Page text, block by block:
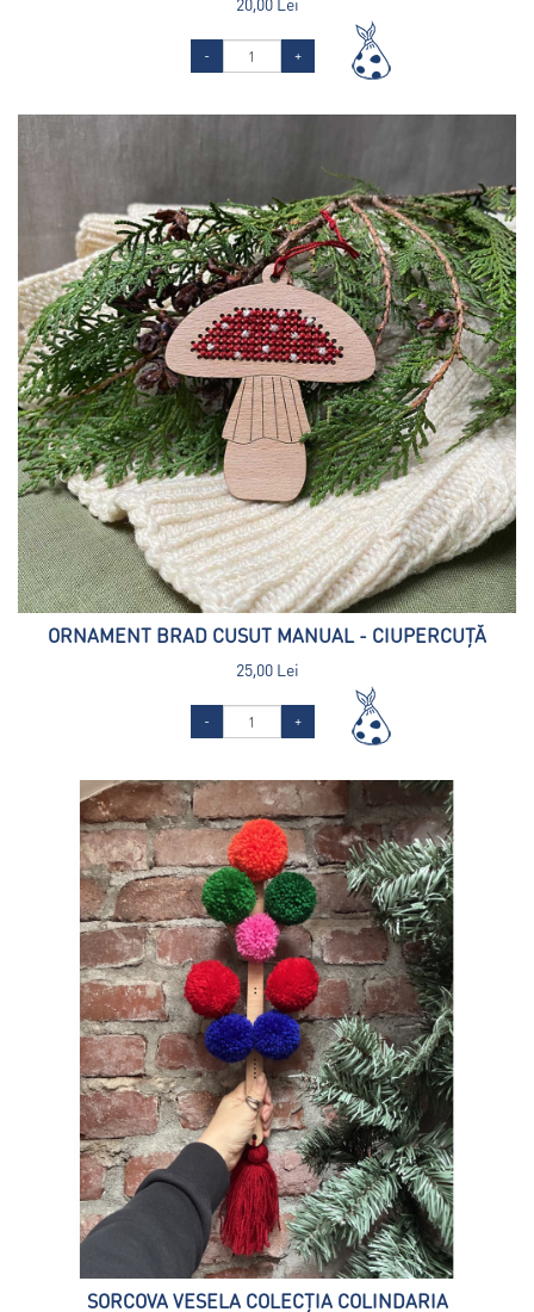
- +
ORNAMENT BRAD CUSUT MANUAL - CIUPERCUȚĂ
25,00 Lei
- +
SORCOVA VESELA COLECȚIA COLINDARIA